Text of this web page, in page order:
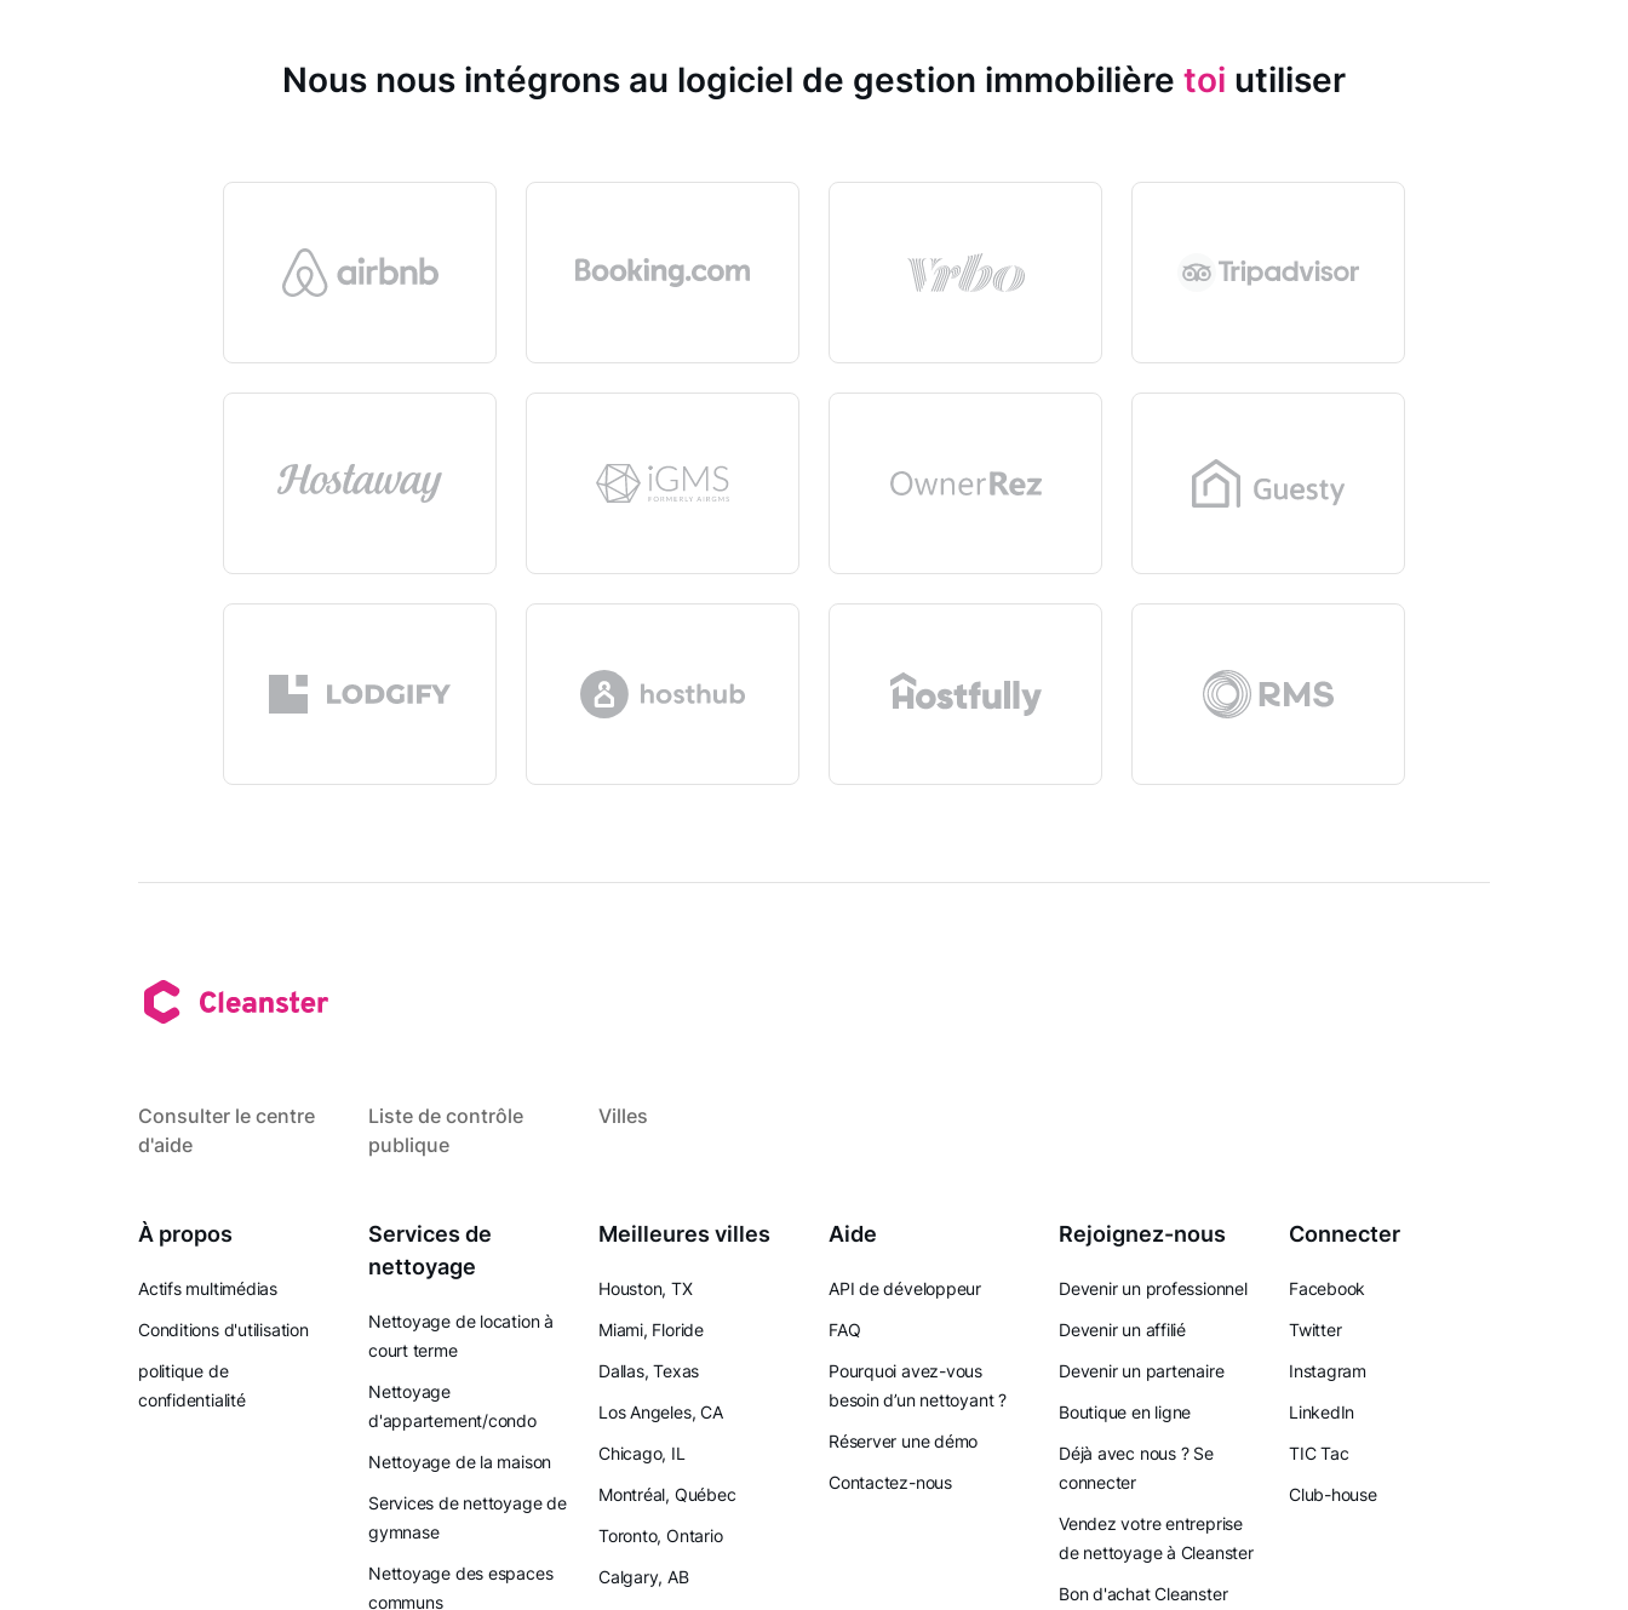
Nous nous intégrons au logiciel de gestion immobilière toi utiliser
Consulter le centre
d'aide
Liste de contrôle
publique
Villes
À propos
Actifs multimédias
Conditions d'utilisation
politique de
confidentialité
Services de
nettoyage
Nettoyage de location à
court terme
Nettoyage
d'appartement/condo
Nettoyage de la maison
Services de nettoyage de
gymnase
Nettoyage des espaces
communs
Meilleures villes
Houston, TX
Miami, Floride
Dallas, Texas
Los Angeles, CA
Chicago, IL
Montréal, Québec
Toronto, Ontario
Calgary, AB
Aide
API de développeur
FAQ
Pourquoi avez-vous
besoin d’un nettoyant ?
Réserver une démo
Contactez-nous
Rejoignez-nous
Devenir un professionnel
Devenir un affilié
Devenir un partenaire
Boutique en ligne
Déjà avec nous ? Se
connecter
Vendez votre entreprise
de nettoyage à Cleanster
Bon d'achat Cleanster
Connecter
Facebook
Twitter
Instagram
LinkedIn
TIC Tac
Club-house